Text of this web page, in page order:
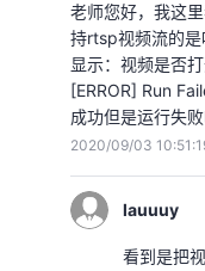
老师您好，我这
持rtsp视频流的
显示：视频是否
[ERROR] Run
成功但是运行失
2020/09/03
lauuuy
看到是把